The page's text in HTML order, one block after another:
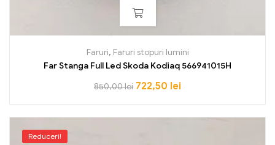
Faruri, Faruri stopuri lumini
Far Stanga Full Led Skoda Kodiaq 566941015H
850,00lei 722,50 lei
Reduceri!